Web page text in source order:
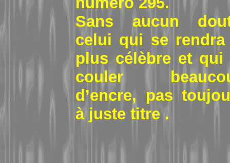
Sans aucun
celui qui se rendra
plus célèbre et qui
couler
d’encre, pas
à juste titre .